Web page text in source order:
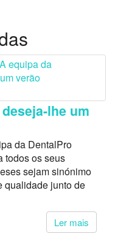
lhe um
da DentalPro
todos os seus
sejam sinónimo
qualidade junto de
Ler mais